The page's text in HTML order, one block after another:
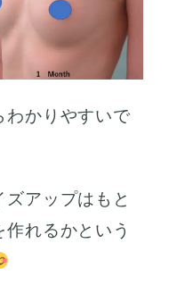
わかりやすいで
アップはもと
れるかという